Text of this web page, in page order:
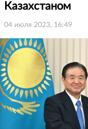
Казахстаном
04 июля 2023, 16:49